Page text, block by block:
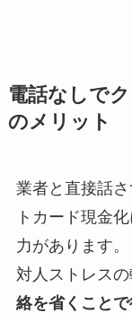
電話なしで
のメリット
業者と直接話
トカード現金
力があります。
対人ストレスの
絡を省くこと